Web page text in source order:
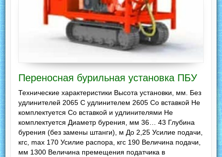
Переносная бурильная установка ПБУ
Технические характеристики Высота установки, мм. Без
удлинителей 2065 С удлинителем 2605 Со вставкой Не
комплектуется Со вставкой и удлинителями Не
комплектуется Диаметр бурения, мм 36… 43 Глубина
бурения (без замены штанги), м До 2,25 Усилие подачи,
кгс, max 170 Усилие распора, кгс 190 Величина подачи,
мм 1300 Величина премещения податчика в